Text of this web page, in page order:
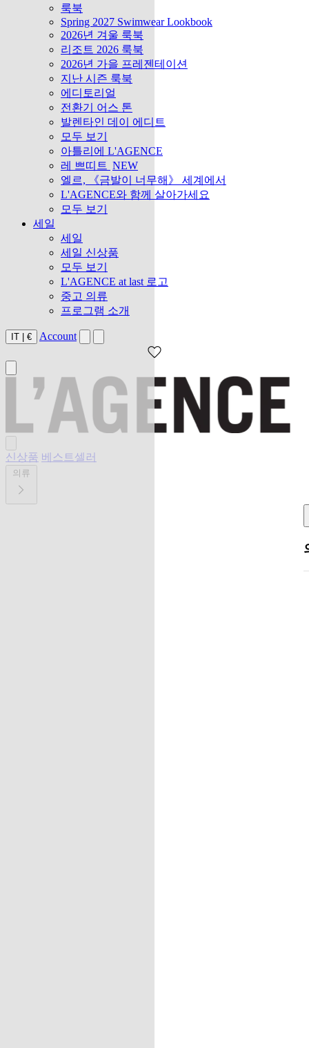
룩북
Spring 2027 Swimwear Lookbook
2026년 겨울 룩북
리조트 2026 룩북
2026년 가을 프레젠테이션
지난 시즌 룩북
에디토리얼
전환기 어스 톤
발렌타인 데이 에디트
모두 보기
아틀리에 L'AGENCE
레 쁘띠트 NEW
엘르, 《금발이 너무해》 세계에서
L'AGENCE와 함께 살아가세요
모두 보기
세일
세일
세일 신상품
모두 보기
L'AGENCE at last 로고
중고 의류
프로그램 소개
IT € Account
신상품 베스트셀러
의류